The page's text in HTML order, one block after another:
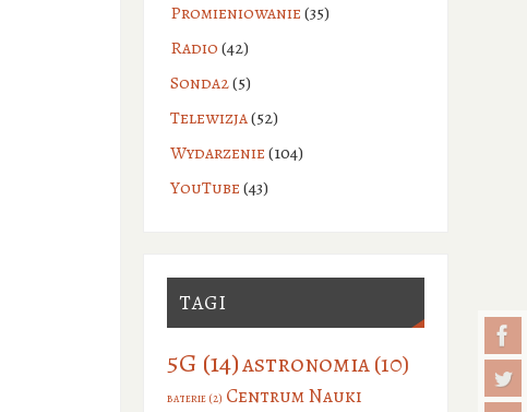
Promieniowanie(35)
Radio(42)
Sonda2(5)
Telewizja(52)
Wydarzenie(104)
YouTube(43)
TAGI
5G (14)astronomia(10)
baterie(2) Centrum Nauki